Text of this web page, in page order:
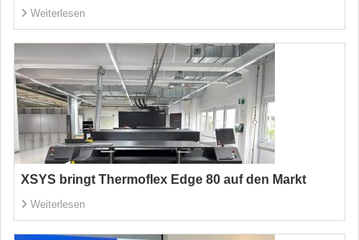
Weiterlesen
XSYS bringt Thermoflex Edge 80 auf den Markt
Weiterlesen